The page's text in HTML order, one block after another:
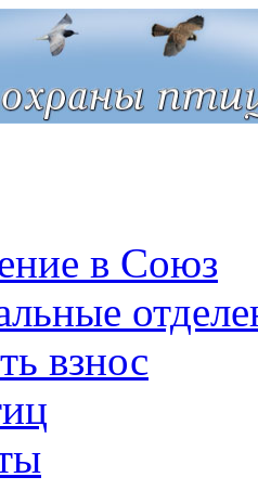
в Союз
взнос